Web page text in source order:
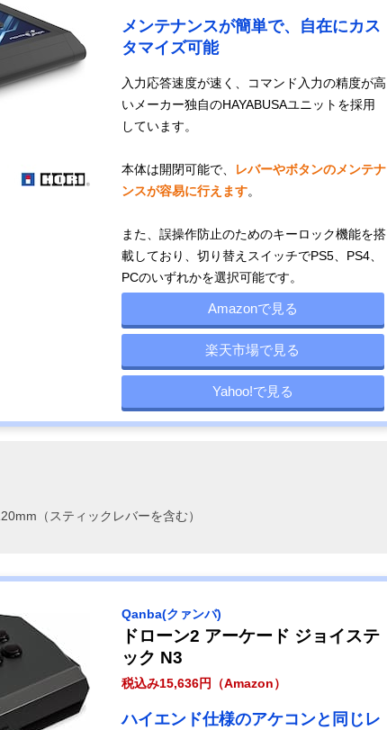
メンテナンスが簡単で、自在にカス
タマイズ可能
入力応答速度が速く、コマンド入力の精度が高
いメーカー独自のHAYABUSAユニットを採用
しています。
本体は開閉可能で、
レバーやボタンのメンテナ
ンスが容易に行えます。
また、誤操作防止のためのキーロック機能を搭
載しており、切り替えスイッチでPS5、PS4、
PCのいずれかを選択可能です。
Amazonで見る
楽天市場で見る
Yahoo!で見る
（スティックレバーを含む）
Qanba(クァンバ)
ドローン2 アーケード ジョイステ
ック N3
税込み15,636円（Amazon）
ハイエンド仕様のアケコンと同じレ